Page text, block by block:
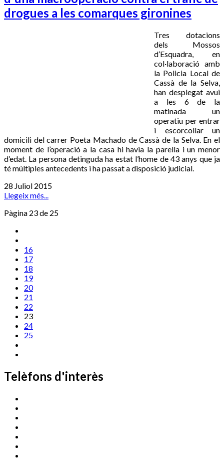
drogues a les comarques gironines
Tres dotacions
dels Mossos
d’Esquadra, en
col·laboració amb
la Policia Local de
Cassà de la Selva,
han desplegat avui
a les 6 de la
matinada un
operatiu per entrar
i escorcollar un
domicili del carrer Poeta Machado de Cassà de la Selva. En el
moment de l’operació a la casa hi havia la parella i un menor
d’edat. La persona detinguda ha estat l’home de 43 anys que ja
té múltiples antecedents i ha passat a disposició judicial.
28 Juliol 2015
Llegeix més...
Pàgina 23 de 25
16
17
18
19
20
21
22
23
24
25
Telèfons d'interès